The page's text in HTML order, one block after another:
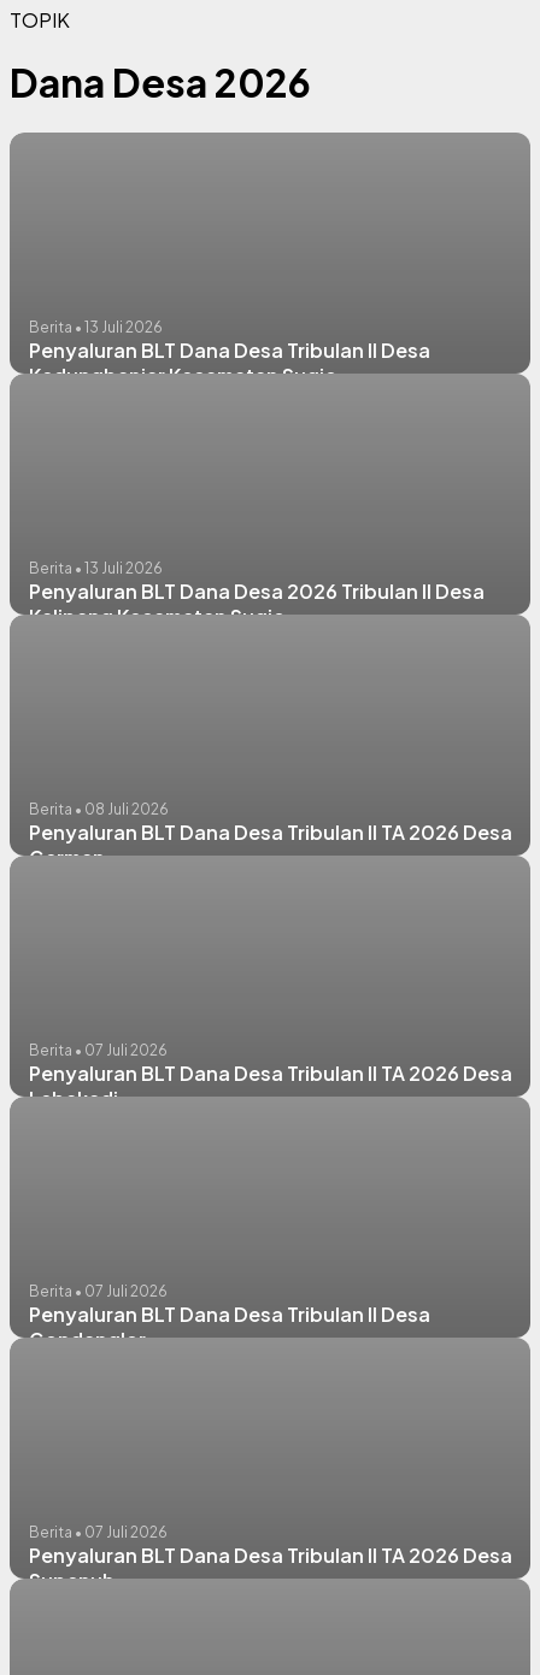
TOPIK
Dana Desa 2026
Berita • 13 Juli 2026
Penyaluran BLT Dana Desa Tribulan II Desa
Kedungbanjar Kecamatan Sugio
Berita • 13 Juli 2026
Penyaluran BLT Dana Desa 2026 Tribulan II Desa
Kalipang Kecamatan Sugio
Berita • 08 Juli 2026
Penyaluran BLT Dana Desa Tribulan II TA 2026 Desa
German
Berita • 07 Juli 2026
Penyaluran BLT Dana Desa Tribulan II TA 2026 Desa
Lebakadi
Berita • 07 Juli 2026
Penyaluran BLT Dana Desa Tribulan II Desa
Gondanglor
Berita • 07 Juli 2026
Penyaluran BLT Dana Desa Tribulan II TA 2026 Desa
Supenuh